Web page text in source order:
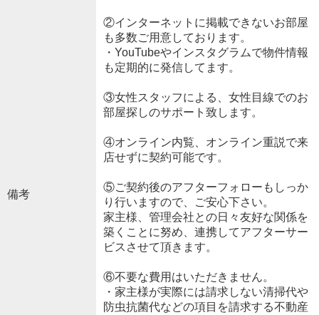
備考
②インターネットに掲載できないお部屋
も多数ご用意しております。
・YouTubeやインスタグラムで物件情報
も定期的に発信してます。
③女性スタッフによる、女性目線でのお
部屋探しのサポート致します。
④オンライン内覧、オンライン重説で来
店せずに契約可能です。
⑤ご契約後のアフターフォローもしっか
り行いますので、ご安心下さい。
家主様、管理会社との日々友好な関係を
築くことに努め、連携してアフターサー
ビスさせて頂きます。
⑥不要な費用はいただきません。
・家主様が実際には請求しない清掃代や
防虫抗菌代などの項目を請求する不動産